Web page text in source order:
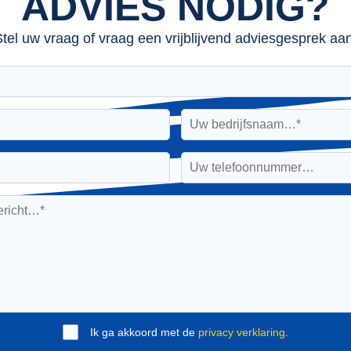
uw vraag of vraag een vrijblijvend adviesgesprek
Ik ga akkoord met de privacy verklaring